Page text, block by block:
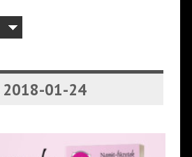
2018-01-24